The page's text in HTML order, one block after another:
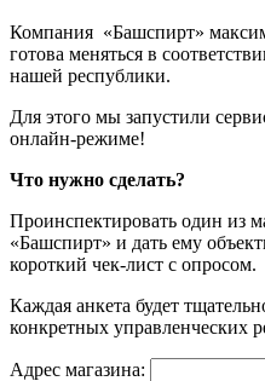
Компания «Башспирт»
готова меняться в
нашей республики.
Для этого мы запустили
онлайн-режиме!
Что нужно сделать?
Проинспектировать один из
«Башспирт» и дать ему
короткий чек-лист с опросом.
Каждая анкета будет
конкретных управленческих
Адрес магазина: